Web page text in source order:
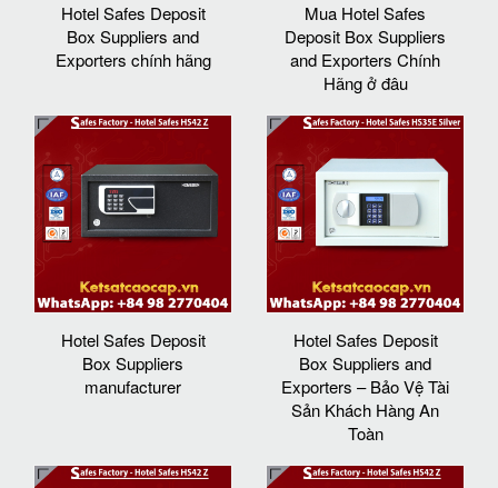
Hotel Safes Deposit
Box Suppliers and
Exporters chính hãng
Mua Hotel Safes
Deposit Box Suppliers
and Exporters Chính
Hãng ở đâu
Hotel Safes Deposit
Box Suppliers
manufacturer
Hotel Safes Deposit
Box Suppliers and
Exporters – Bảo Vệ Tài
Sản Khách Hàng An
Toàn